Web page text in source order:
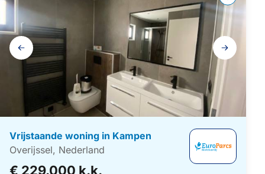
Galerij
navigatie
Vrijstaande woning in Kampen
Overijssel, Nederland
€ 229.000 k.k.